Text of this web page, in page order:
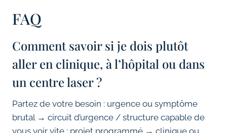
FAQ
Comment savoir si je dois plutôt
aller en clinique, à l’hôpital ou dans
un centre laser ?
Partez de votre besoin : urgence ou symptôme
brutal → circuit d’urgence / structure capable de